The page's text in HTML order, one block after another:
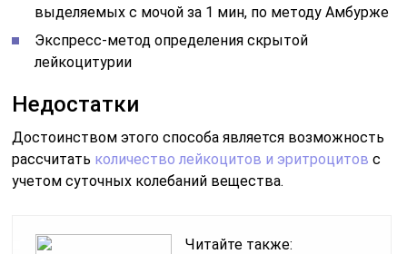
выделяемых с мочой за 1 мин, по методу Амбурже
Экспресс-метод определения скрытой
лейкоцитурии
Недостатки
Достоинством этого способа является возможность
рассчитать количество лейкоцитов и эритроцитов с
учетом суточных колебаний вещества.
Читайте также: